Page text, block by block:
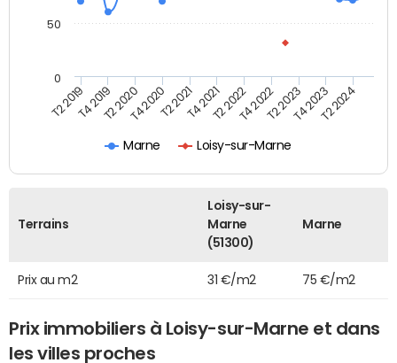
Marne Loisy-sur-Marne
T2 2019T4 2019T2 2020T4 2020T2 2021T4 2021T2 2022T4 2022T2 2023T4 2023T2 2024
0
50
Terrains
Loisy-sur-
Marne
(51300)
Marne
Prix au m2 31 €/m2 75 €/m2
Prix immobiliers à Loisy-sur-Marne et dans
les villes proches